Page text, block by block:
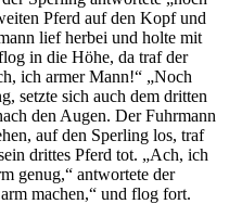
Pferd auf den Kopf und
lief herbei und holte mit
in die Höhe, da traf der
ich armer Mann!“ „Noch
setzte sich auch dem dritten
den Augen. Der Fuhrmann
auf den Sperling los, traf
drittes Pferd tot. „Ach, ich
genug,“ antwortete der
machen,“ und flog fort.